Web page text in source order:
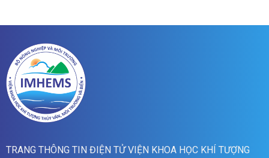
quét
TRANG THÔNG TIN ĐIỆN TỬ VIỆN KHOA HỌC KHÍ TƯỢNG